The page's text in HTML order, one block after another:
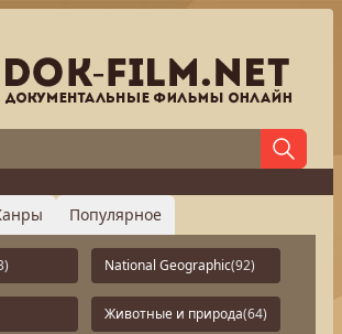
Популярное
National Geographic(92)
Животные и природа(64)